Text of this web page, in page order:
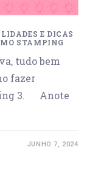
E DICAS
STAMPING
tudo bem
fazer
3. Anote
JUNHO 7, 2024